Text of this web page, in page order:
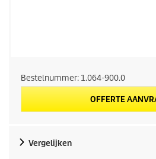
Bestelnummer: 1.064-900.0
OFFERTE
Vergelijken